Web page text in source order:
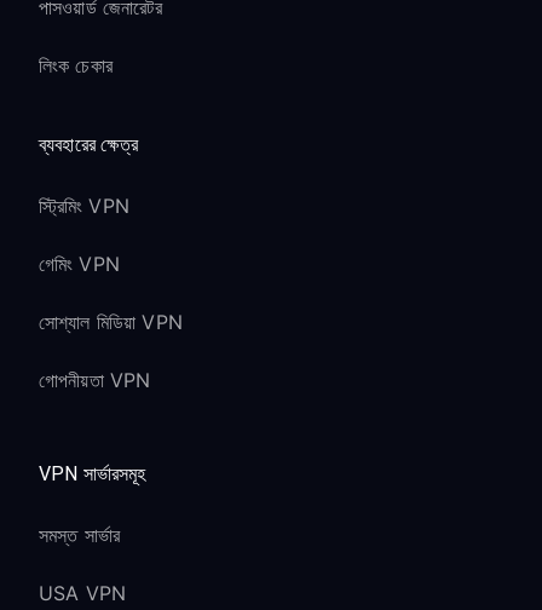
পাসওয়ার্ড জেনারেটর
লিংক চেকার
ব্যবহারের ক্ষেত্র
স্ট্রিমিং VPN
গেমিং VPN
সোশ্যাল মিডিয়া VPN
গোপনীয়তা VPN
VPN সার্ভারসমূহ
সমস্ত সার্ভার
USA VPN